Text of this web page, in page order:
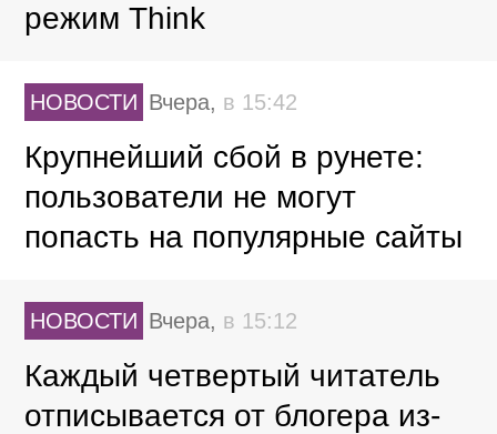
режим Think
НОВОСТИ Вчера, в 15:42
Крупнейший сбой в рунете:
пользователи не могут
попасть на популярные сайты
НОВОСТИ Вчера, в 15:12
Каждый четвертый читатель
отписывается от блогера из-